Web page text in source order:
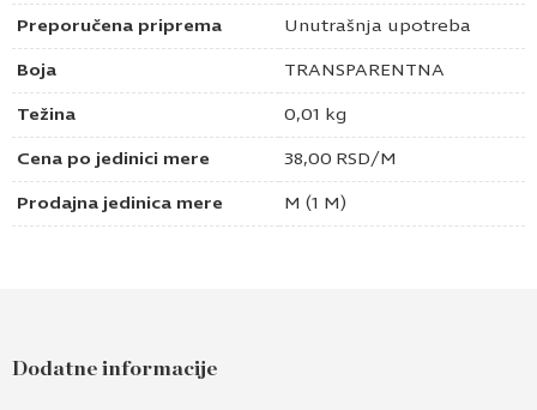
Preporučena priprema Unutrašnja upotreba
Boja TRANSPARENTNA
Težina 0,01 kg
Cena po jedinici mere 38,00 RSD/M
Prodajna jedinica mere M (1 M)
Dodatne informacije